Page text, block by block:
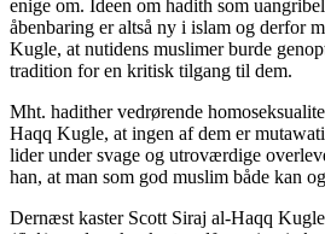
enige om. Ideen om hadith som
åbenbaring er altså ny i islam og derfor
Kugle, at nutidens muslimer burde
tradition for en kritisk tilgang til dem.
Mht. hadither vedrørende
Haqq Kugle, at ingen af dem er
lider under svage og utroværdige
han, at man som god muslim både kan
Dernæst kaster Scott Siraj al-Haqq